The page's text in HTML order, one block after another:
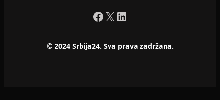
Facebook
X LinkedIn
© 2024 Srbija24. Sva prava zadržana.